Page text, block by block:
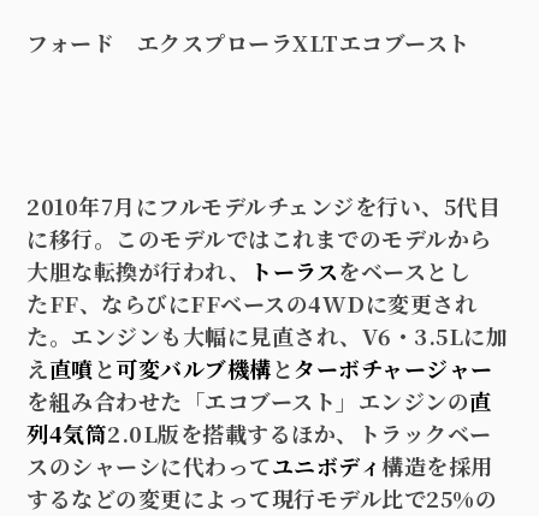
フォード エクスプローラXLTエコブースト
2010年7月にフルモデルチェンジを行い、 5代目
に移行。このモデルではこれまでのモデルから
大胆な転換が行われ、
トーラスをベースとし
たFF、ならびにFFベースの4WDに変更され
た。エンジンも大幅に見直され、 V6 ・ 3.5Lに加
え直噴と可変バルブ機構とターボチャージャー
を組み合わせた「エコブースト」エンジンの直
列4気筒2.0L版を搭載するほか、トラックベー
スのシャーシに代わってユニボディ構造を採用
するなどの変更によって現行モデル比で25%の